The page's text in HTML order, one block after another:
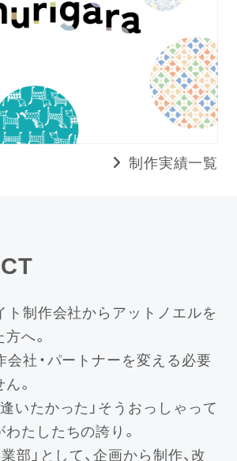
制作実績一覧
ト制作会社からアットノエルを
へ。
社・パートナーを変える必要
。
いたかった」そうおっしゃって
たしたちの誇り。
部」として、企画から制作、改